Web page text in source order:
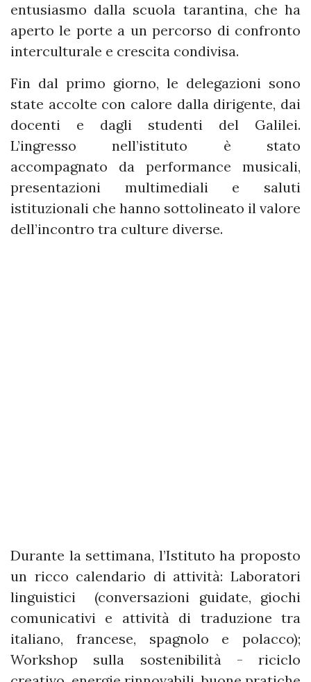
entusiasmo dalla scuola tarantina, che ha
aperto le porte a un percorso di confronto
interculturale e crescita condivisa.
Fin dal primo giorno, le delegazioni sono
state accolte con calore dalla dirigente, dai
docenti e dagli studenti del Galilei.
L’ingresso nell’istituto è stato
accompagnato da performance musicali,
presentazioni multimediali e saluti
istituzionali che hanno sottolineato il valore
dell’incontro tra culture diverse.
Durante la settimana, l’Istituto ha proposto
un ricco calendario di attività: Laboratori
linguistici (conversazioni guidate, giochi
comunicativi e attività di traduzione tra
italiano, francese, spagnolo e polacco);
Workshop sulla sostenibilità - riciclo